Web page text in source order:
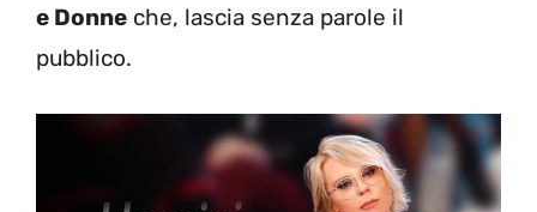
e Donne che, lascia senza parole il
pubblico.